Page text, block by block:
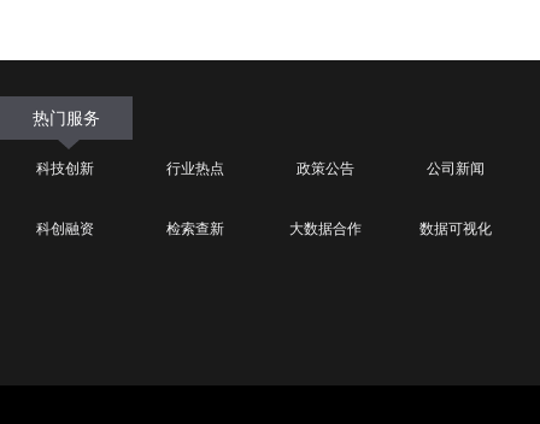
热门服务
科技创新 行业热点 政策公告 公司新闻
科创融资 检索查新 大数据合作 数据可视化